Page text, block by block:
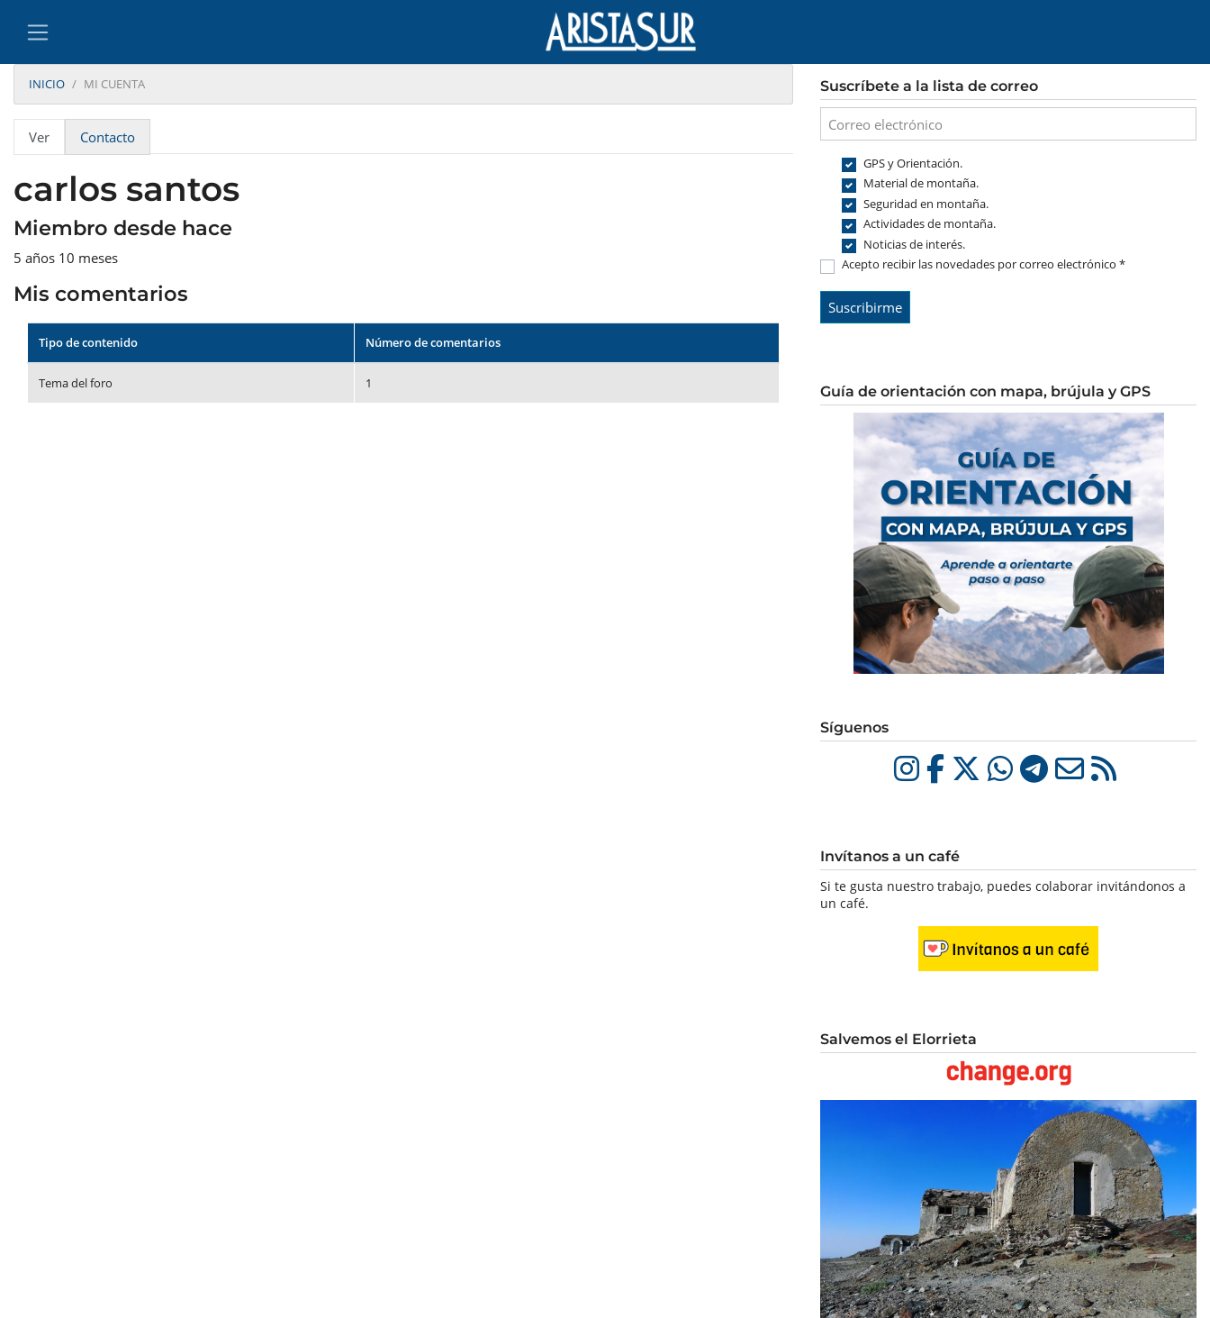
INICIO MI CUENTA
Solapas principales
Ver Contacto
carlos santos
Miembro desde hace
5 años 10 meses
Mis comentarios
Tipo de contenido Número de comentarios
Tema del foro 1
Suscríbete a la lista de correo
GPS y Orientación.
Material de montaña.
Seguridad en montaña.
Actividades de montaña.
Noticias de interés.
Acepto recibir las novedades por correo electrónico *
Guía de orientación con mapa, brújula y GPS
Síguenos
Invítanos a un café
Si te gusta nuestro trabajo, puedes colaborar invitándonos a
un café.
Salvemos el Elorrieta